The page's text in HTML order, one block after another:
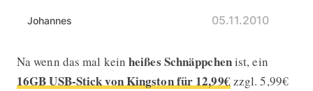
Johannes 05.11.2010
Schnäppchen: 16GB Kingston USB-
Na wenn das mal keinheißes Schnäppchenist, ein
16GB USB-Stickvon Kingston für 12,99€ zzgl. 5,99€